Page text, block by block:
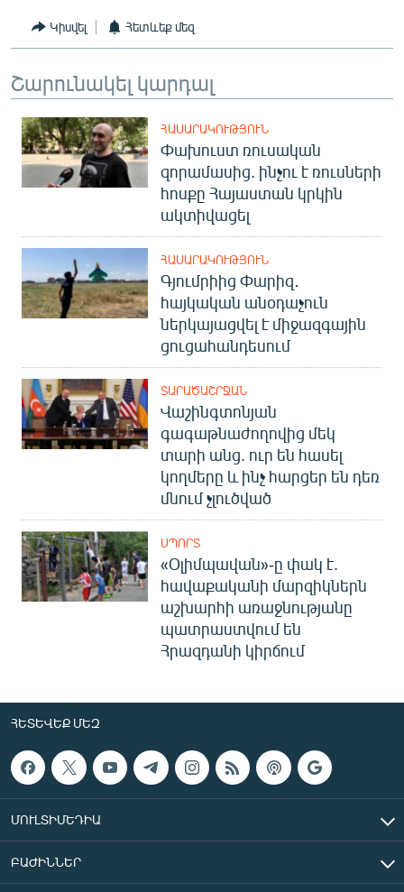
Կիսվել Հետևեք մեզ
Շարունակել կարդալ
ՀԱՍԱՐԱԿՈՒԹՅՈՒՆ
Փախուստ ռուսական
զորամասից. ինչու է ռուսների
հոսքը Հայաստան կրկին
ակտիվացել
ՀԱՍԱՐԱԿՈՒԹՅՈՒՆ
Գյումրիից Փարիզ․
հայկական անօդաչուն
ներկայացվել է միջազգային
ցուցահանդեսում
ՏԱՐԱԾԱՇՐՋԱՆ
Վաշինգտոնյան
գագաթնաժողովից մեկ
տարի անց. ուր են հասել
կողմերը և ինչ հարցեր են դեռ
մնում չլուծված
ՍՊՈՐՏ
«Օլիմպավան»-ը փակ է.
հավաքականի մարզիկներն
աշխարհի առաջնությանը
պատրաստվում են
Հրազդանի կիրճում
ՀԵՏԵՎԵՔ ՄԵԶ
ՄՈՒԼՏԻՄԵԴԻԱ
ԲԱԺԻՆՆԵՐ